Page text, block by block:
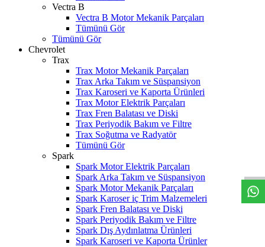
Vectra B
Vectra B Motor Mekanik Parçaları
Tümünü Gör
Tümünü Gör
Chevrolet
Trax
Trax Motor Mekanik Parçaları
Trax Arka Takım ve Süspansiyon
Trax Karoseri ve Kaporta Ürünleri
Trax Motor Elektrik Parçaları
Trax Fren Balatası ve Diski
Trax Periyodik Bakım ve Filtre
Trax Soğutma ve Radyatör
Tümünü Gör
Spark
Spark Motor Elektrik Parçaları
Spark Arka Takım ve Süspansiyon
Spark Motor Mekanik Parçaları
Spark Karoser iç Trim Malzemeleri
Spark Fren Balatası ve Diski
Spark Periyodik Bakım ve Filtre
Spark Dış Aydınlatma Ürünleri
Spark Karoseri ve Kaporta Ürünler